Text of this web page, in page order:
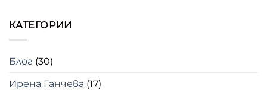
КАТЕГОРИИ
Блог (30)
Ирена Ганчева (17)